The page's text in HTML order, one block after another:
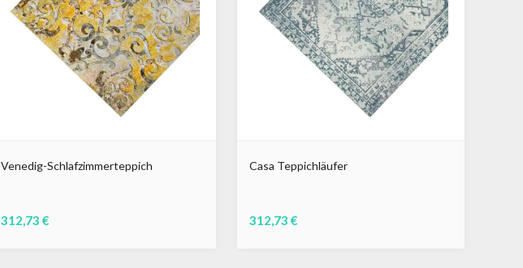
Venedig-Schlafzimmerteppich
312,73 €
Casa Teppichläufer
312,73 €